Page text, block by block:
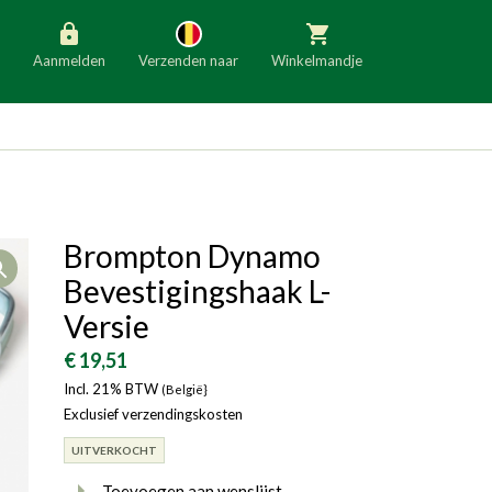
Aanmelden Verzenden naar
Slovenië Italië
Denemarken
Bulgarije
Winkelmandje
Open
Brompton Dynamo
Bevestigingshaak L-
Versie
€ 19,51
Incl. 21% BTW (België}
Exclusief verzendingskosten
UITVERKOCHT